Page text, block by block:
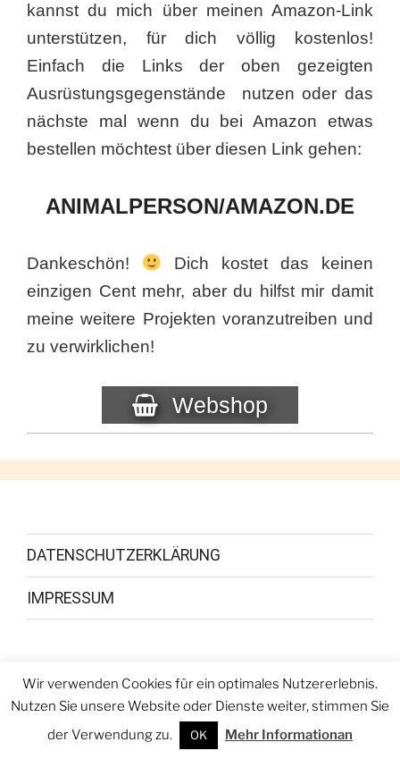
kannst du mich über meinen Amazon-Link
unterstützen, für dich völlig kostenlos!
Einfach die Links der oben gezeigten
Ausrüstungsgegenstände nutzen oder das
nächste mal wenn du bei Amazon etwas
bestellen möchtest über diesen Link gehen:
ANIMALPERSON/AMAZON.DE
Dankeschön!
Dich kostet das keinen
einzigen Cent mehr, aber du hilfst mir damit
meine weitere Projekten voranzutreiben und
zu verwirklichen!
Webshop
DATENSCHUTZERKLÄRUNG
IMPRESSUM
Facebook Youtube Instagram
Wir verwenden Cookies für ein optimales Nutzererlebnis.
Nutzen Sie unsere Website oder Dienste weiter, stimmen Sie
der Verwendung zu.
OK Mehr Informationan